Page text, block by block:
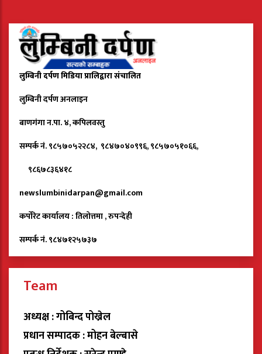
लुम्बिनी दर्पण मिडिया प्रालिद्वारा संचालित
लुम्बिनी दर्पण अनलाइन
बाणगंगा न.पा. ४, कपिलवस्तु
सम्पर्क नं. ९८५७०५२२८४, ९८४७०४०९९६, ९८५७०५१०६६,
९८६७८३६४१८
newslumbinidarpan@gmail.com
कर्पोरेट कार्यालय : तिलोत्तमा , रुपन्देही
सम्पर्क नं. ९८४७१२५७३७
Team
अध्यक्ष : गोबिन्द पोख्रेल
प्रधान सम्पादक : मोहन बेल्बासे